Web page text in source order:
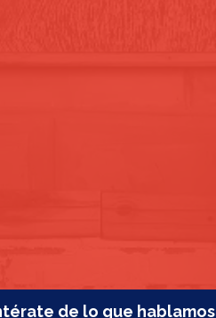
de lo que hablamos